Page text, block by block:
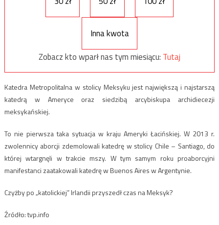
Inna kwota
Zobacz kto wparł nas tym miesiącu: Tutaj
Katedra Metropolitalna w stolicy Meksyku jest największą i najstarszą
katedrą w Ameryce oraz siedzibą arcybiskupa archidiecezji
meksykańskiej.
To nie pierwsza taka sytuacja w kraju Ameryki Łacińskiej. W 2013 r.
zwolennicy aborcji zdemolowali katedrę w stolicy Chile – Santiago, do
której wtargnęli w trakcie mszy. W tym samym roku proaborcyjni
manifestanci zaatakowali katedrę w Buenos Aires w Argentynie.
Czyżby po „katolickiej” Irlandii przyszedł czas na Meksyk?
Źródło: tvp.info